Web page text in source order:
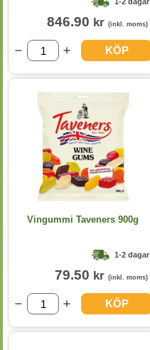
846.90 kr (inkl. moms)
KÖP
Vingummi Taveners 900g
1-2 dagar
79.50 kr (inkl. moms)
KÖP